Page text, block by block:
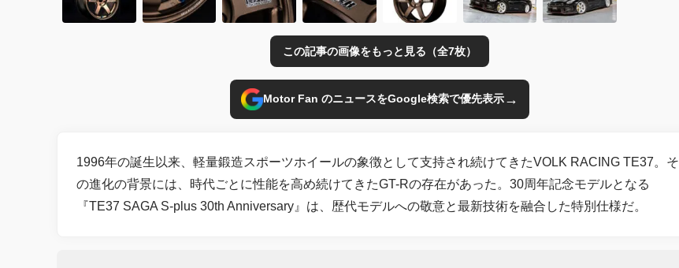
この記事の画像をもっと見る（全7枚）
Motor Fan のニュースをGoogle検索で優先表示→
1996年の誕生以来、軽量鍛造スポーツホイールの象徴として支持され続けてきたVOLK RACING TE37。そ
の進化の背景には、時代ごとに性能を高め続けてきたGT-Rの存在があった。30周年記念モデルとなる
『TE37 SAGA S-plus 30th Anniversary』は、歴代モデルへの敬意と最新技術を融合した特別仕様だ。